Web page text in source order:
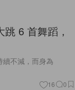
6 首舞蹈，
續不減，而身為
16 0